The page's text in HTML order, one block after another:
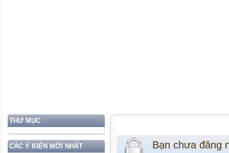
THƯ MỤC
CÁC Ý KIẾN MỚI NHẤT Bạn chưa đăng